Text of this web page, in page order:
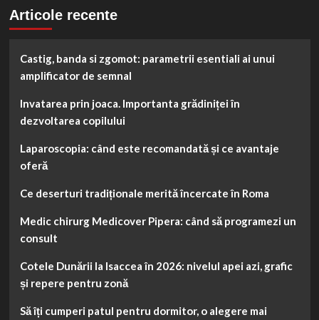
Articole recente
Castig, banda si zgomot: parametrii esentiali ai unui
amplificator de semnal
Invatarea prin joaca. Importanta grădiniței în
dezvoltarea copilului
Laparoscopia: când este recomandată și ce avantaje
oferă
Ce deserturi tradiționale merită încercate în Roma
Medic chirurg Medicover Pipera: când să programezi un
consult
Cotele Dunării la Isaccea în 2026: nivelul apei azi, grafic
și repere pentru zonă
Să îți cumperi patul pentru dormitor, o alegere mai